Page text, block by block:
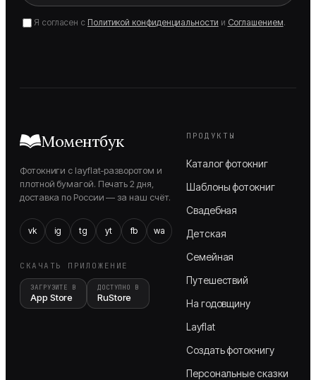
Я согласен с Политикой конфиденциальности и Соглашением.
Моментбук
Фотокниги с layflat-разворотом и
плотной бумагой. Печать 2 дня,
доставка по России — за наш счёт.
vk ig tg yt fb wa
СКАЧАТЬ ПРИЛОЖЕНИЕ
ЗАГРУЗИТЕ В
App Store
ДОСТУПНО В
RuStore
ПРОДУКТЫ
Каталог фотокниг
Шаблоны фотокниг
Свадебная
Детская
Семейная
Путешествий
На годовщину
Layflat
Создать фотокнигу
Персональные сказки